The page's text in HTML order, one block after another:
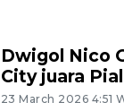
Dwigol Nico
City juara
23 March 2026 4:51